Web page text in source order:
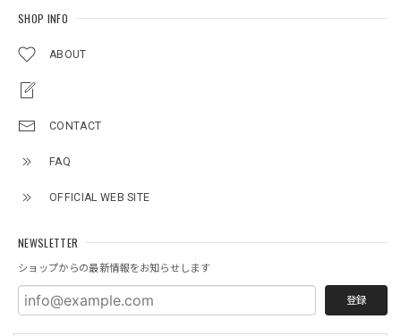
SHOP INFO
ABOUT
CONTACT
FAQ
OFFICIAL WEB SITE
NEWSLETTER
ショップからの最新情報をお知らせします
登録